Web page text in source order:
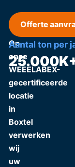
Offerte
Op
onze
WEEELABEX-
gecertificeerde
locatie
in
Boxtel
verwerken
wij
uw
Aantal ton per
25.000